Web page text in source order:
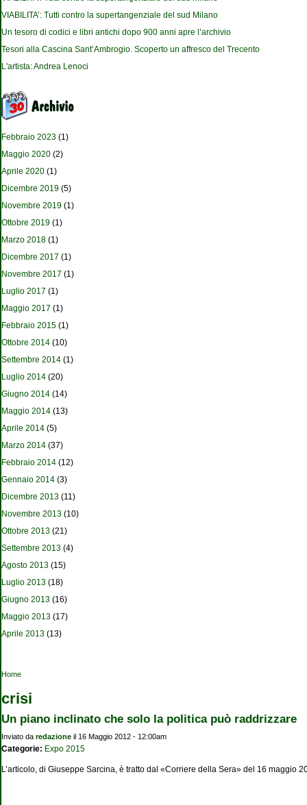
VIABILITA’: Tutti contro la supertangenziale del sud Milano
Un tesoro di codici e libri antichi dopo 900 anni apre l’archivio
Tesori alla Cascina Sant’Ambrogio. Scoperto un affresco del Trecento
L'artista: Andrea Lenoci
Febbraio 2023 (1)
Maggio 2020 (2)
Aprile 2020 (1)
Dicembre 2019 (5)
Novembre 2019 (1)
Ottobre 2019 (1)
Marzo 2018 (1)
Dicembre 2017 (1)
Novembre 2017 (1)
Luglio 2017 (1)
Maggio 2017 (1)
Febbraio 2015 (1)
Ottobre 2014 (10)
Settembre 2014 (1)
Luglio 2014 (20)
Giugno 2014 (14)
Maggio 2014 (13)
Aprile 2014 (5)
Marzo 2014 (37)
Febbraio 2014 (12)
Gennaio 2014 (3)
Dicembre 2013 (11)
Novembre 2013 (10)
Ottobre 2013 (21)
Settembre 2013 (4)
Agosto 2013 (15)
Luglio 2013 (18)
Giugno 2013 (16)
Maggio 2013 (17)
Aprile 2013 (13)
Tu sei qui
Home
crisi
Un piano inclinato che solo la politica può raddrizzare
Inviato da redazione il 16 Maggio 2012 - 12:00am
Categorie: Expo 2015
L’articolo, di Giuseppe Sarcina, è tratto dal «Corriere della Sera» del 16 maggio